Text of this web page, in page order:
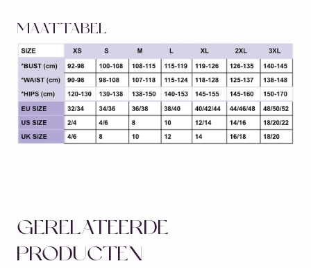
MAATTABEL
GERELATEERDE
PRODUCTEN